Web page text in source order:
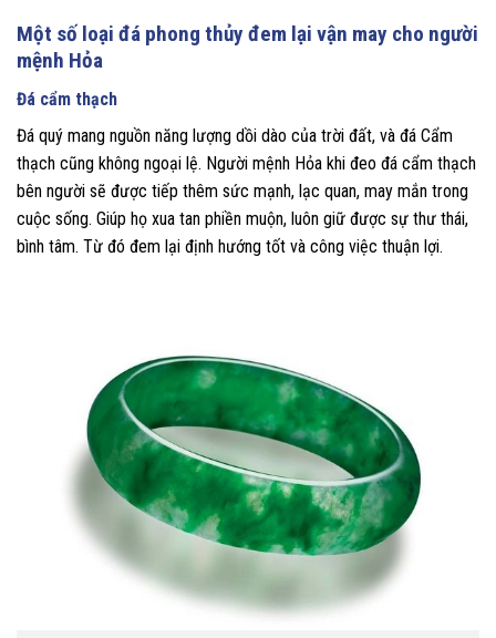
Một số loại đá phong thủy đem lại vận may cho người
mệnh Hỏa
Đá cẩm thạch
Đá quý mang nguồn năng lượng dồi dào của trời đất, và đá Cẩm
thạch cũng không ngoại lệ. Người mệnh Hỏa khi đeo đá cẩm thạch
bên người sẽ được tiếp thêm sức mạnh, lạc quan, may mắn trong
cuộc sống. Giúp họ xua tan phiền muộn, luôn giữ được sự thư thái,
bình tâm. Từ đó đem lại định hướng tốt và công việc thuận lợi.